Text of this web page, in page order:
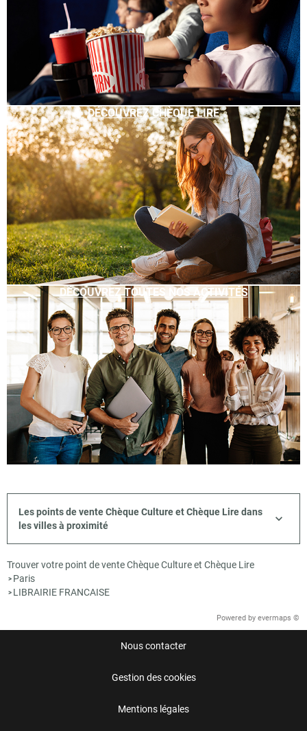
DÉCOUVREZ CHÈQUE LIRE
DÉCOUVREZ TOUTES NOS ACTIVITÉS
Les points de vente Chèque Culture et Chèque Lire dans
les villes à proximité
Trouver votre point de vente Chèque Culture et Chèque Lire
> Paris
> LIBRAIRIE FRANCAISE
Powered by evermaps ©
Nous contacter
Gestion des cookies
Mentions légales